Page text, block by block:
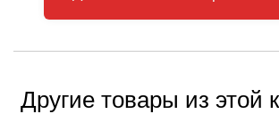
Другие товары из этой